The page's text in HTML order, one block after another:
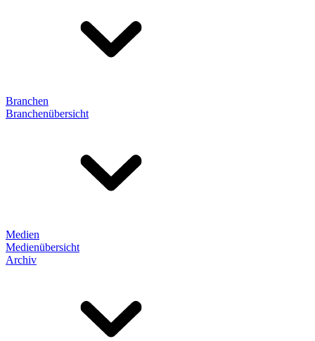
Branchen
Branchenübersicht
Medien
Medienübersicht
Archiv